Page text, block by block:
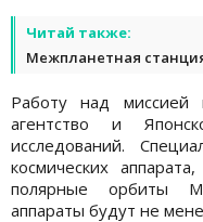
Читай также:
Межпланетная
Работу над миссией
агентство и
исследований.
космических
полярные орбиты
аппараты будут не